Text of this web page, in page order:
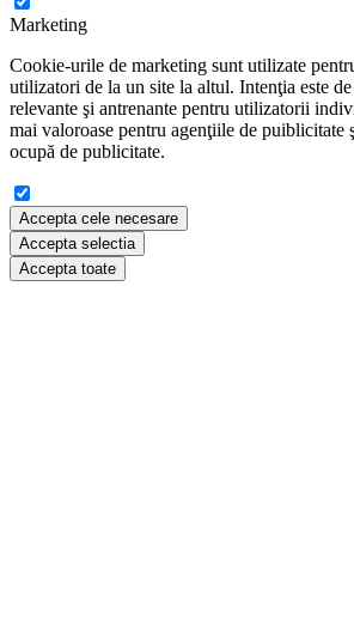
Marketing
Cookie-urile de marketing sunt utilizate
utilizatori de la un site la altul. Intenţia este
relevante şi antrenante pentru utilizatorii
mai valoroase pentru agenţiile de puiblicitate
ocupă de publicitate.
Accepta cele necesare
Accepta selectia
Accepta toate